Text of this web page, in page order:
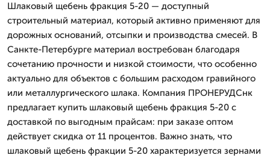
Шлаковый щебень фракция 5-20 — доступный
строительный материал, который активно применяют для
дорожных оснований, отсыпки и производства смесей. В
Санкте-Петербурге материал востребован благодаря
сочетанию прочности и низкой стоимости, что особенно
актуально для объектов с большим расходом гравийного
или металлургического шлака. Компания ПРОНЕРУДСнк
предлагает купить шлаковый щебень фракция 5-20 с
доставкой по выгодным прайсам: при заказе оптом
действует скидка от 11 процентов. Важно знать, что
шлаковый щебень фракции 5-20 характеризуется зернами